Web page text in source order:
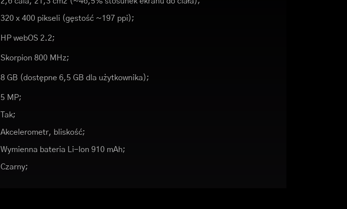
320 x 400 pikseli (gęstość ~197 ppi);
HP webOS 2.2;
Skorpion 800 MHz;
8 GB (dostępne 6,5 GB dla użytkownika);
5 MP;
Tak;
Akcelerometr, bliskość;
Wymienna bateria Li-Ion 910 mAh;
Czarny;